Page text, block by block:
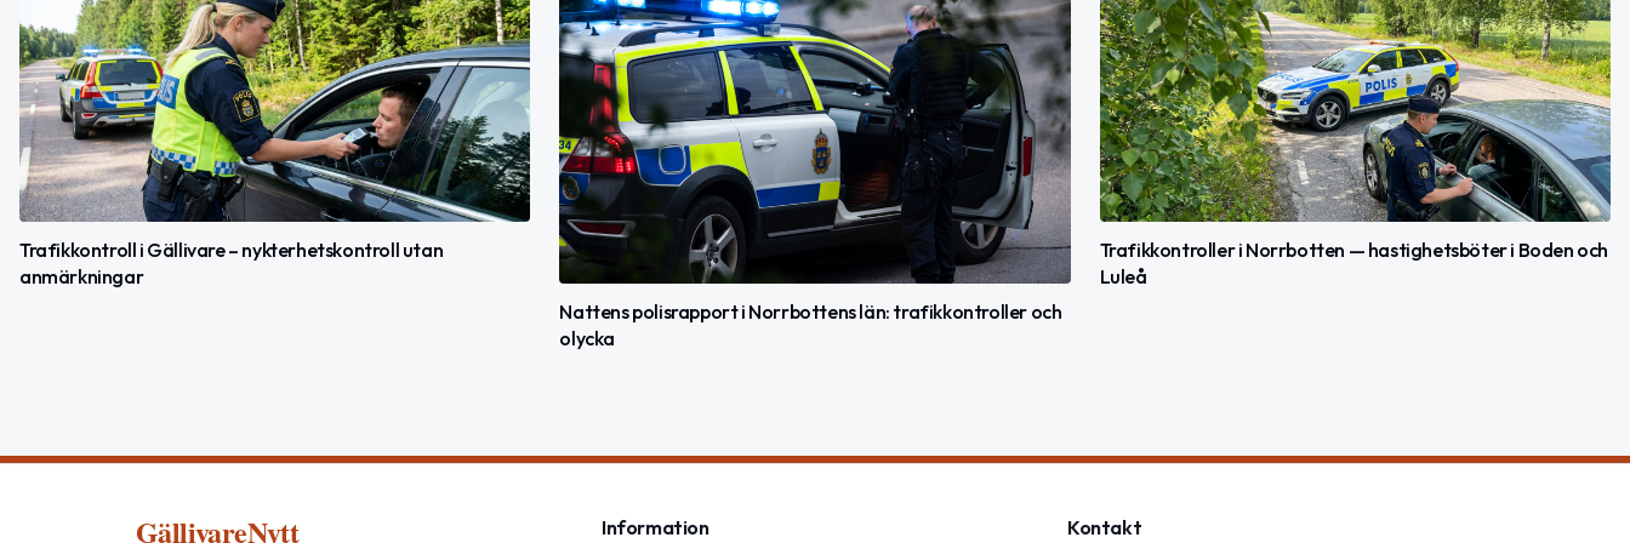
Trafikkontroll i Gällivare – nykterhetskontroll utan
anmärkningar
Nattens polisrapport i Norrbottens län: trafikkontroller och
olycka
Trafikkontroller i Norrbotten — hastighetsböter i Boden och
Luleå
GällivareNytt Information Kontakt